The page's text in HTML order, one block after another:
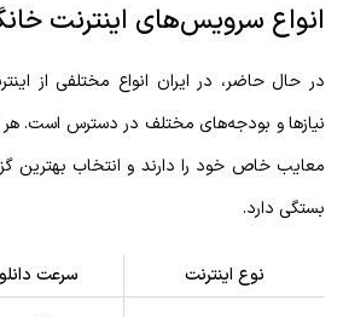
انواع سرویس‌های اینترنت
در حال حاضر، در ایران انواع مختلفی از
نیازها و بودجه‌های مختلف در دسترس است. هر
معایب خاص خود را دارند و انتخاب بهترین
بستگی دارد.
نوع اینترنت سرعت